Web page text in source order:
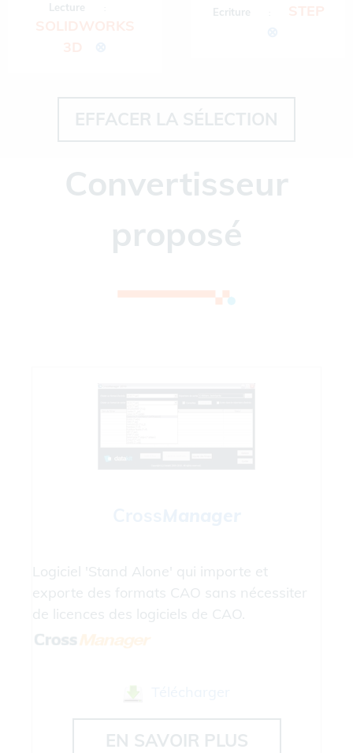
Lecture
Ecriture
EFFACER LA SÉLECTION
Convertisseur
proposé
Logiciel 'Stand Alone' qui importe et
exporte des formats CAO sans nécessiter
de licences des logiciels de CAO.
EN SAVOIR PLUS